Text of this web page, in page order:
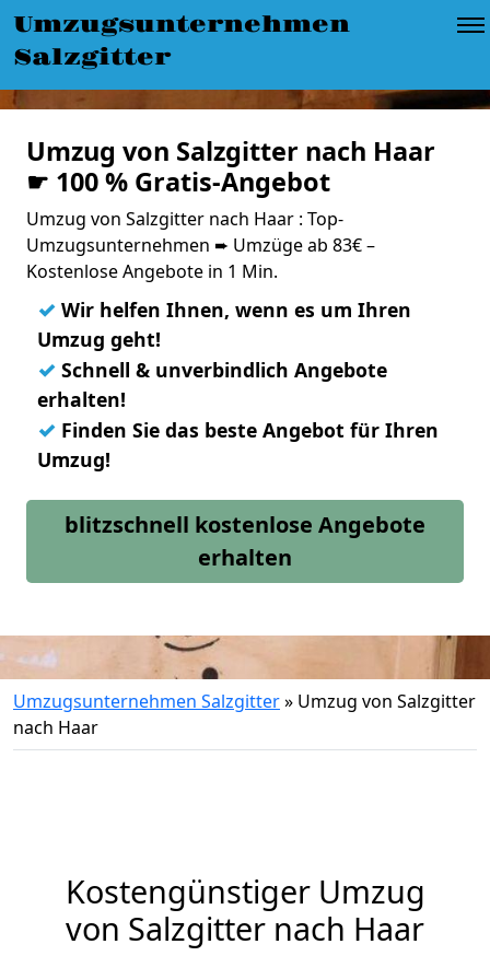
Umzugsunternehmen
Salzgitter
Umzug von Salzgitter nach Haar
☛ 100 % Gratis-Angebot
Umzug von Salzgitter nach Haar : Top-
Umzugsunternehmen ➨ Umzüge ab 83€ –
Kostenlose Angebote in 1 Min.
✓ Wir helfen Ihnen, wenn es um Ihren
Umzug geht!
✓ Schnell & unverbindlich Angebote
erhalten!
✓ Finden Sie das beste Angebot für Ihren
Umzug!
blitzschnell kostenlose Angebote
erhalten
Umzugsunternehmen Salzgitter» Umzug von Salzgitter
nach Haar
Kostengünstiger Umzug
von Salzgitter nach Haar